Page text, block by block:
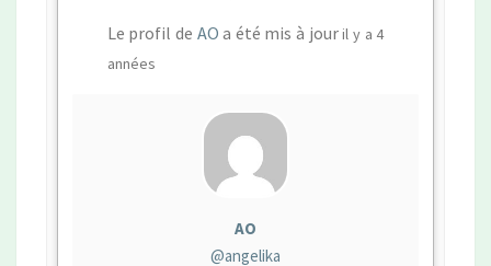
Le profil de AO a été mis à jouril y a 4
années
AO
@angelika